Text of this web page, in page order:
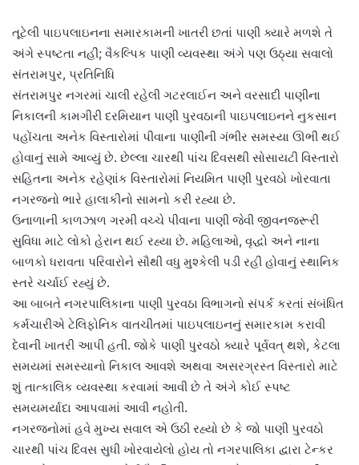
તૂટેલી પાઇપલાઇનના સમારકામની ખાતરી છતાં પાણી ક્યારે મળશે તે
અંગે સ્પષ્ટતા નહીં; વૈકલ્પિક પાણી વ્યવસ્થા અંગે પણ ઉઠ્યા સવાલો
સંતરામપુર, પ્રતિનિધિ
સંતરામપુર નગરમાં ચાલી રહેલી ગટરલાઈન અને વરસાદી પાણીના
નિકાલની કામગીરી દરમિયાન પાણી પુરવઠાની પાઇપલાઇનને નુકસાન
પહોંચતા અનેક વિસ્તારોમાં પીવાના પાણીની ગંભીર સમસ્યા ઊભી થઈ
હોવાનું સામે આવ્યું છે. છેલ્લા ચારથી પાંચ દિવસથી સોસાયટી વિસ્તારો
સહિતના અનેક રહેણાંક વિસ્તારોમાં નિયમિત પાણી પુરવઠો ખોરવાતા
નગરજનો ભારે હાલાકીનો સામનો કરી રહ્યા છે.
ઉનાળાની કાળઝાળ ગરમી વચ્ચે પીવાના પાણી જેવી જીવનજરૂરી
સુવિધા માટે લોકો હેરાન થઈ રહ્યા છે. મહિલાઓ, વૃદ્ધો અને નાના
બાળકો ધરાવતા પરિવારોને સૌથી વધુ મુશ્કેલી પડી રહી હોવાનું સ્થાનિક
સ્તરે ચર્ચાઈ રહ્યું છે.
આ બાબતે નગરપાલિકાના પાણી પુરવઠા વિભાગનો સંપર્ક કરતાં સંબંધિત
કર્મચારીએ ટેલિફોનિક વાતચીતમાં પાઇપલાઇનનું સમારકામ કરાવી
દેવાની ખાતરી આપી હતી. જોકે પાણી પુરવઠો ક્યારે પૂર્વવત્ થશે, કેટલા
સમયમાં સમસ્યાનો નિકાલ આવશે અથવા અસરગ્રસ્ત વિસ્તારો માટે
શું તાત્કાલિક વ્યવસ્થા કરવામાં આવી છે તે અંગે કોઈ સ્પષ્ટ
સમયમર્યાદા આપવામાં આવી નહોતી.
નગરજનોમાં હવે મુખ્ય સવાલ એ ઉઠી રહ્યો છે કે જો પાણી પુરવઠો
ચારથી પાંચ દિવસ સુધી ખોરવાયેલો હોય તો નગરપાલિકા દ્વારા ટેન્કર